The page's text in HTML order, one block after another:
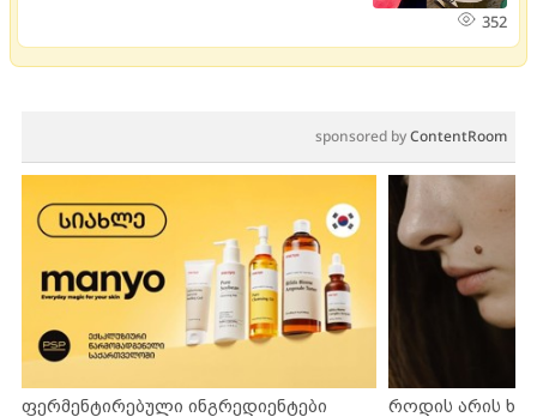
352
sponsored byContentRoom
ფერმენტირებული ინგრედიენტები
როდის არის